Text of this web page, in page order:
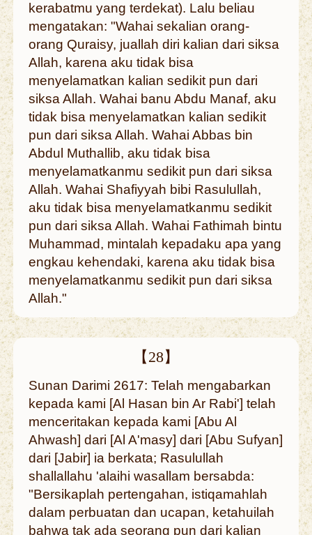
kerabatmu yang terdekat). Lalu beliau
mengatakan: "Wahai sekalian orang-
orang Quraisy, juallah diri kalian dari siksa
Allah, karena aku tidak bisa
menyelamatkan kalian sedikit pun dari
siksa Allah. Wahai banu Abdu Manaf, aku
tidak bisa menyelamatkan kalian sedikit
pun dari siksa Allah. Wahai Abbas bin
Abdul Muthallib, aku tidak bisa
menyelamatkanmu sedikit pun dari siksa
Allah. Wahai Shafiyyah bibi Rasulullah,
aku tidak bisa menyelamatkanmu sedikit
pun dari siksa Allah. Wahai Fathimah bintu
Muhammad, mintalah kepadaku apa yang
engkau kehendaki, karena aku tidak bisa
menyelamatkanmu sedikit pun dari siksa
Allah."
【28】
Sunan Darimi 2617: Telah mengabarkan
kepada kami [Al Hasan bin Ar Rabi'] telah
menceritakan kepada kami [Abu Al
Ahwash] dari [Al A'masy] dari [Abu Sufyan]
dari [Jabir] ia berkata; Rasulullah
shallallahu 'alaihi wasallam bersabda:
"Bersikaplah pertengahan, istiqamahlah
dalam perbuatan dan ucapan, ketahuilah
bahwa tak ada seorang pun dari kalian